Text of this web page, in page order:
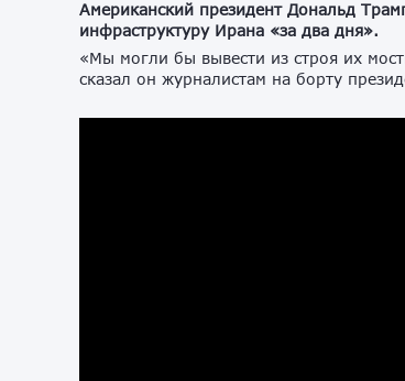
Американский президент Дональд
инфраструктуру Ирана «за два дня».
«Мы могли бы вывести из строя их
сказал он журналистам на борту